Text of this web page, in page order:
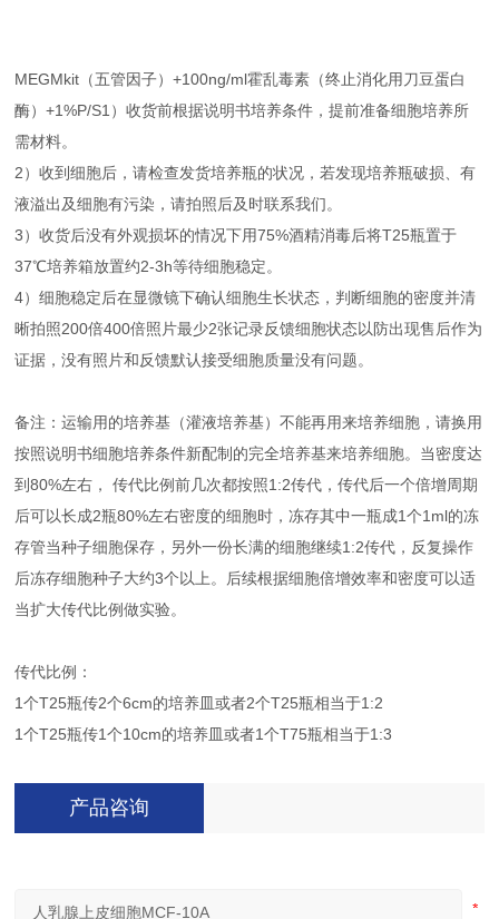
MEGMkit（五管因子）+100ng/ml霍乱毒素（终止消化用刀豆蛋白
酶）+1%P/S1）收货前根据说明书培养条件，提前准备细胞培养所
需材料。
2）收到细胞后，请检查发货培养瓶的状况，若发现培养瓶破损、有
液溢出及细胞有污染，请拍照后及时联系我们。
3）收货后没有外观损坏的情况下用75%酒精消毒后将T25瓶置于
37℃培养箱放置约2-3h等待细胞稳定。
4）细胞稳定后在显微镜下确认细胞生长状态，判断细胞的密度并清
晰拍照200倍400倍照片最少2张记录反馈细胞状态以防出现售后作为
证据，没有照片和反馈默认接受细胞质量没有问题。
备注：运输用的培养基（灌液培养基）不能再用来培养细胞，请换用
按照说明书细胞培养条件新配制的完全培养基来培养细胞。当密度达
到80%左右， 传代比例前几次都按照1:2传代，传代后一个倍增周期
后可以长成2瓶80%左右密度的细胞时，冻存其中一瓶成1个1ml的冻
存管当种子细胞保存，另外一份长满的细胞继续1:2传代，反复操作
后冻存细胞种子大约3个以上。后续根据细胞倍增效率和密度可以适
当扩大传代比例做实验。
传代比例：
1个T25瓶传2个6cm的培养皿或者2个T25瓶相当于1:2
1个T25瓶传1个10cm的培养皿或者1个T75瓶相当于1:3
产品咨询